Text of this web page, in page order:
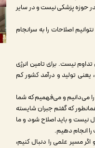
حوزه پزشکی نیست و در سایر
اصلاحات را به سرانجام
این قابل تداوم نیست. برای تامین انرژی
تولید و درآمد کشور کم
می‌دانیم و می‌فهمیم که شما
که گفتم جبران شایسته
نیست و باید اصلاح شود و ما
را انجام دهیم.
مسیر علمی را دنبال کنیم،